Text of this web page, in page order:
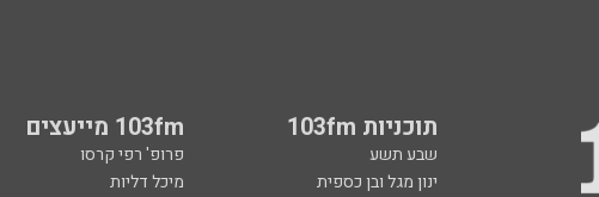
תוכניות 103fm 103fm מייעצים
שבע תשע פרופ' רפי קרסו
ינון מגל ובן כספית
מיכל דליות